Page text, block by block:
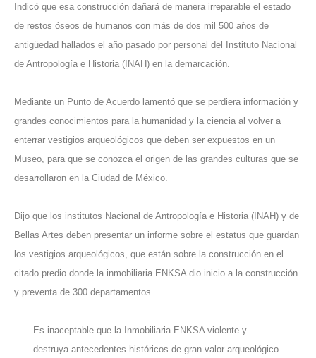
Indicó que esa construcción dañará de manera irreparable el estado
de restos óseos de humanos con más de dos mil 500 años de
antigüedad hallados el año pasado por personal del Instituto Nacional
de Antropología e Historia (INAH) en la demarcación.
Mediante un Punto de Acuerdo lamentó que se perdiera información y
grandes conocimientos para la humanidad y la ciencia al volver a
enterrar vestigios arqueológicos que deben ser expuestos en un
Museo, para que se conozca el origen de las grandes culturas que se
desarrollaron en la Ciudad de México.
Dijo que los institutos Nacional de Antropología e Historia (INAH) y de
Bellas Artes deben presentar un informe sobre el estatus que guardan
los vestigios arqueológicos, que están sobre la construcción en el
citado predio donde la inmobiliaria ENKSA dio inicio a la construcción
y preventa de 300 departamentos.
Es inaceptable que la Inmobiliaria ENKSA violente y
destruya antecedentes históricos de gran valor arqueológico